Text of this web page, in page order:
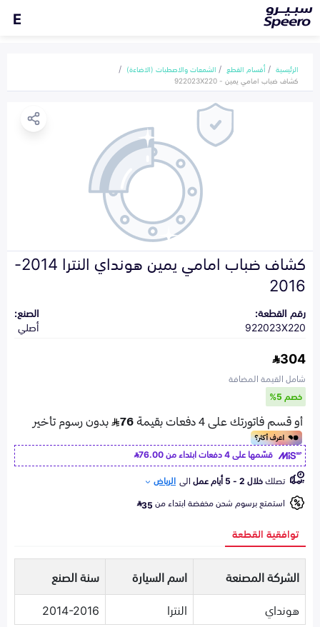
E
الرئيسية أقسام القطع
الشمعات والاصطبات (الاضاءة)
كشاف ضباب امامي يمين - 922023X220
كشاف ضباب امامي يمين هونداي النترا 2014-
2016
رقم القطعة:
922023X220
الصنع:
أصلي
304
شامل القيمة المضافة
خصم 5%
قسّمها على 4 دفعات ابتداء من
76.00
تصلكخلال 2 - 5 أيام عمل الى الرياض
استمتع برسوم شحن مخفضة ابتداء من35
توافقية القطعة
الشركة المصنعة اسم السيارة
سنة الصنع
هونداي
النترا 2014-2016